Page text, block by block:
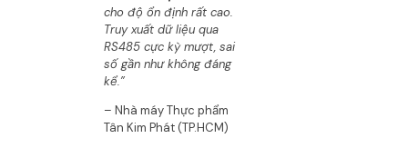
cho độ ổn định rất cao.
Truy xuất dữ liệu qua
RS485 cực kỳ mượt, sai
số gần như không đáng
kể.”
– Nhà máy Thực phẩm
Tân Kim Phát (TP.HCM)